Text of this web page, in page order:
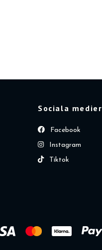
Sociala medier
Facebook
Instagram
Tiktok